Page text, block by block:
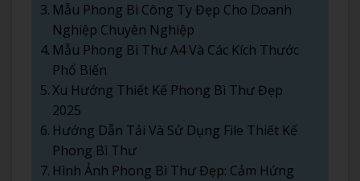
Mẫu Phong Bì Công Ty Đẹp Cho Doanh
Nghiệp Chuyên Nghiệp
Mẫu Phong Bì Thư A4 Và Các Kích Thước
Phổ Biến
Xu Hướng Thiết Kế Phong Bì Thư Đẹp
2025
Hướng Dẫn Tải Và Sử Dụng File Thiết Kế
Phong Bì Thư
Hình Ảnh Phong Bì Thư Đẹp: Cảm Hứng